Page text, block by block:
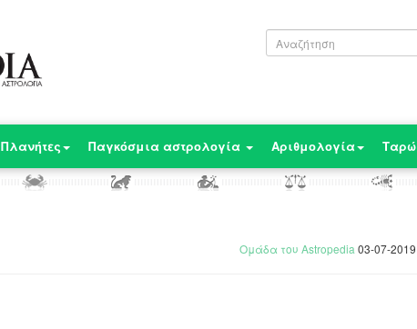
Πλανήτες Παγκόσμια αστρολογία Αριθμολογία Ταρώ
Ομάδα του Astropedia 03-07-2019